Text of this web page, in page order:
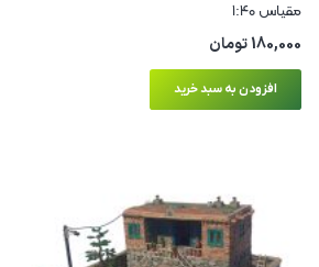
مقیاس ۱:۴۰
180,000تومان
افزودن به سبد خرید